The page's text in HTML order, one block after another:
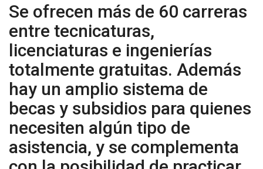
Se ofrecen más de 60 carreras
entre tecnicaturas,
licenciaturas e ingenierías
totalmente gratuitas. Además
hay un amplio sistema de
becas y subsidios para quienes
necesiten algún tipo de
asistencia, y se complementa